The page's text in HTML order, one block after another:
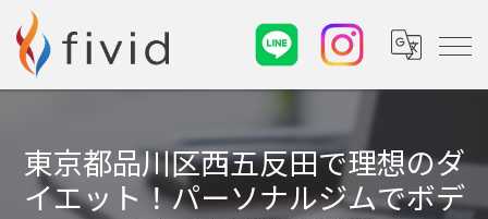
東京都品川区西五反田で理想のダ
イエット！パーソナルジムでボデ